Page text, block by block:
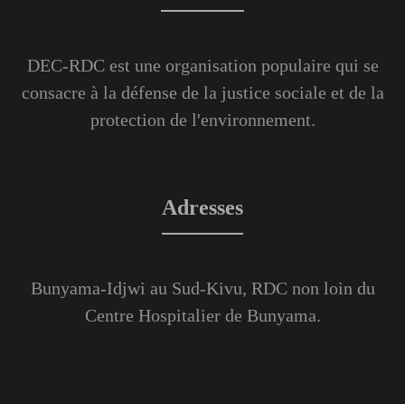
DEC-RDC est une organisation populaire qui se
consacre à la défense de la justice sociale et de la
protection de l'environnement.
Adresses
Bunyama-Idjwi au Sud-Kivu, RDC non loin du
Centre Hospitalier de Bunyama.